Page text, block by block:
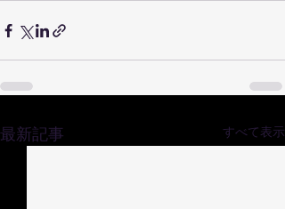
最新記事 すべて表示